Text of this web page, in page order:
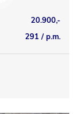
20.900,-
291 / p.m.